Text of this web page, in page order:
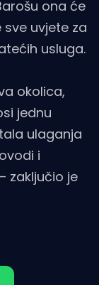
ona će
uvjete za
usluga.
okolica,
jednu
ulaganja
i
zaključio je